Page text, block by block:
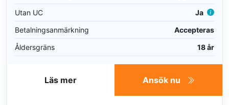
Utan UC
Ja
Betalningsanmärkning
Accepteras
Åldersgräns
18 år
Ansök nu
Läs mer